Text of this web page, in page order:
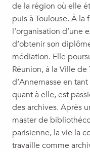
de la région où elle
puis à Toulouse. À
l’organisation
d’obtenir son
médiation. Elle
Réunion, à la Ville
d’Annemasse en
quant à elle, est
des archives. Après
master de
parisienne, la vie la
travaille comme